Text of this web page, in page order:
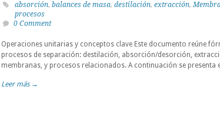
absorción, balances de masa, destilación, extracción,
procesos
0 Comment
Operaciones unitarias y conceptos clave Este documento reúne
procesos de separación: destilación, absorción/desorción,
membranas, y procesos relacionados. A continuación se presenta
Leer más →